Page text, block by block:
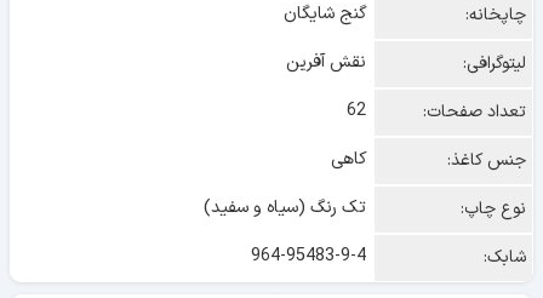
چاپخانه:
گنج شایگان
لیتوگرافی:
نقش آفرین
تعداد صفحات:
62
جنس کاغذ:
کاهی
نوع چاپ:
تک رنگ (سیاه و سفید)
شابک:
964-95483-9-4